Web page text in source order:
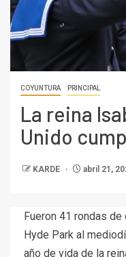
COYUNTURA PRINCIPAL
La reina
Unido
KARDE abril 21,
Fueron 41 rondas
Hyde Park al
año de vida de la